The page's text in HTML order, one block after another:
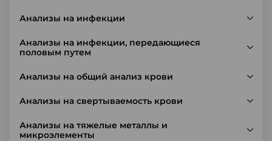
Анализы на инфекции
Анализы на инфекции, передающиеся
половым путем
Анализы на общий анализ крови
Анализы на свертываемость крови
Анализы на тяжелые металлы и
микроэлементы